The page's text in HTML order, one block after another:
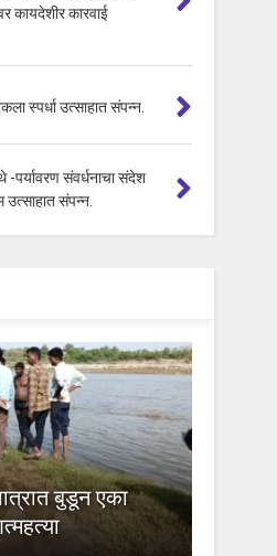
कायदेशीर कारवाई
स्पर्धा उत्साहात संपन्न.
पर्यावरण संवर्धनाचा संदेश
उत्साहात संपन्न.
बुडून एका